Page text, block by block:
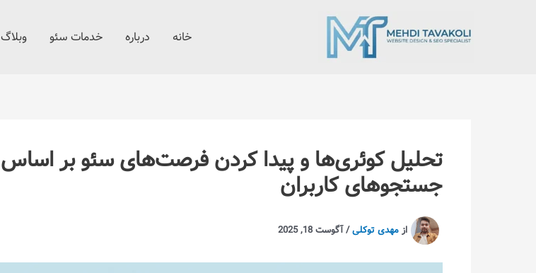
خانه درباره خدمات سئو وبلاگ
تحلیل کوئری‌ها و پیدا کردن فرصت‌های سئو بر اساس
جستجوهای کاربران
ازمهدی توکلی/آگوست 18, 2025